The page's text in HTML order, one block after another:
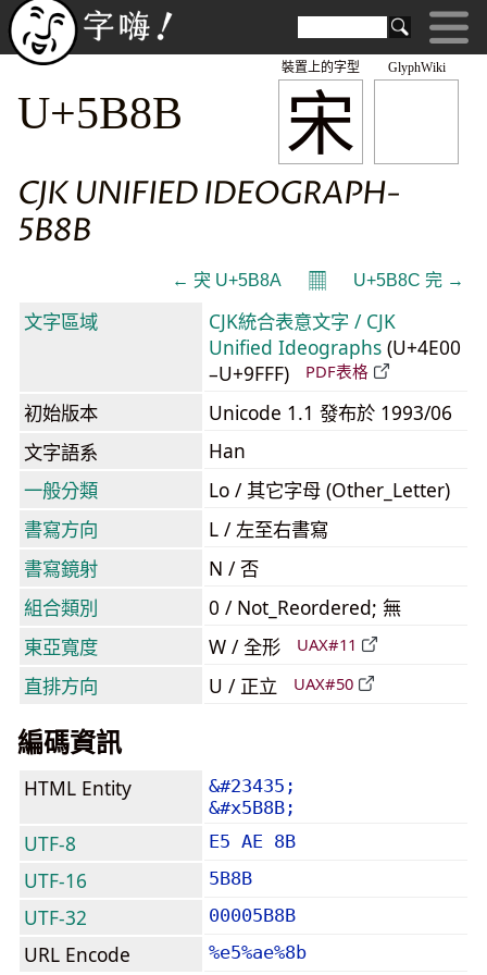
GlyphWiki
宋
裝置上的字型
U+5B8B
CJK UNIFIED IDEOGRAPH-
5B8B
← 宊 U+5B8A 𝄜 U+5B8C 完 →
文字區域
CJK統合表意文字 / CJK
Unified Ideographs (U+4E00
–U+9FFF)
PDF表格
初始版本
Unicode 1.1 發布於 1993/06
文字語系
Han
一般分類
Lo / 其它字母 (Other_Letter)
書寫方向
L / 左至右書寫
書寫鏡射
N / 否
組合類別
0 / Not_Reordered; 無
東亞寬度
W / 全形 UAX#11
直排方向 U / 正立 UAX#50
編碼資訊
HTML Entity
&#23435;
&#x5B8B;
UTF-8 E5 AE 8B
UTF-16 5B8B
UTF-32 00005B8B
URL Encode %e5%ae%8b